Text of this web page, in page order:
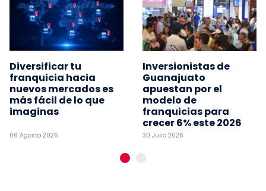
Diversificar tu
franquicia hacia
nuevos mercados es
más fácil de lo que
imaginas
06 Agosto 2026
Inversionistas de
Guanajuato
apuestan por el
modelo de
franquicias para
crecer 6% este 2026
30 Julio 2026